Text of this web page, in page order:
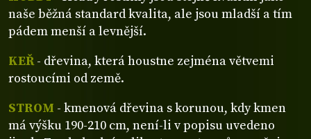
naše běžná standard kvalita, ale jsou mladší a tím
pádem menší a levnější.
KEŘ- dřevina, která houstne zejména větvemi
rostoucími od země.
STROM - kmenová dřevina s korunou, kdy kmen
má výšku 190-210 cm, není-li v popisu uvedeno